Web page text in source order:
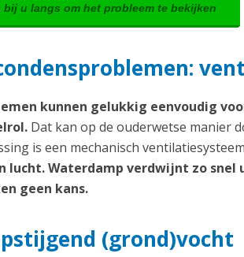
bij u langs om het probleem te bekijken
kunnen gelukkig eenvoudig
Dat kan op de ouderwetse manier
is een mechanisch
lucht. Waterdamp verdwijnt zo
geen kans.
(grond)vocht